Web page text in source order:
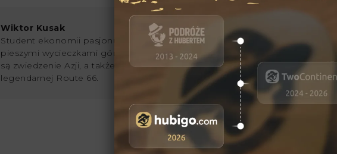
Wiktor Kusak
Student ekonomii pasjonujący się podróżami i
pieszymi wycieczkami górskimi. Jego marzeniami
są zwiedzenie Azji, a także przejechanie
legendarnej Route 66.